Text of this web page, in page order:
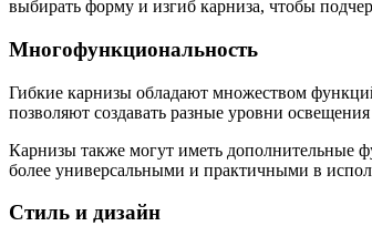
выбирать форму и изгиб карниза, чтобы
Многофункциональность
Гибкие карнизы обладают множеством
позволяют создавать разные уровни
Карнизы также могут иметь дополнительные
более универсальными и практичными в
Стиль и дизайн